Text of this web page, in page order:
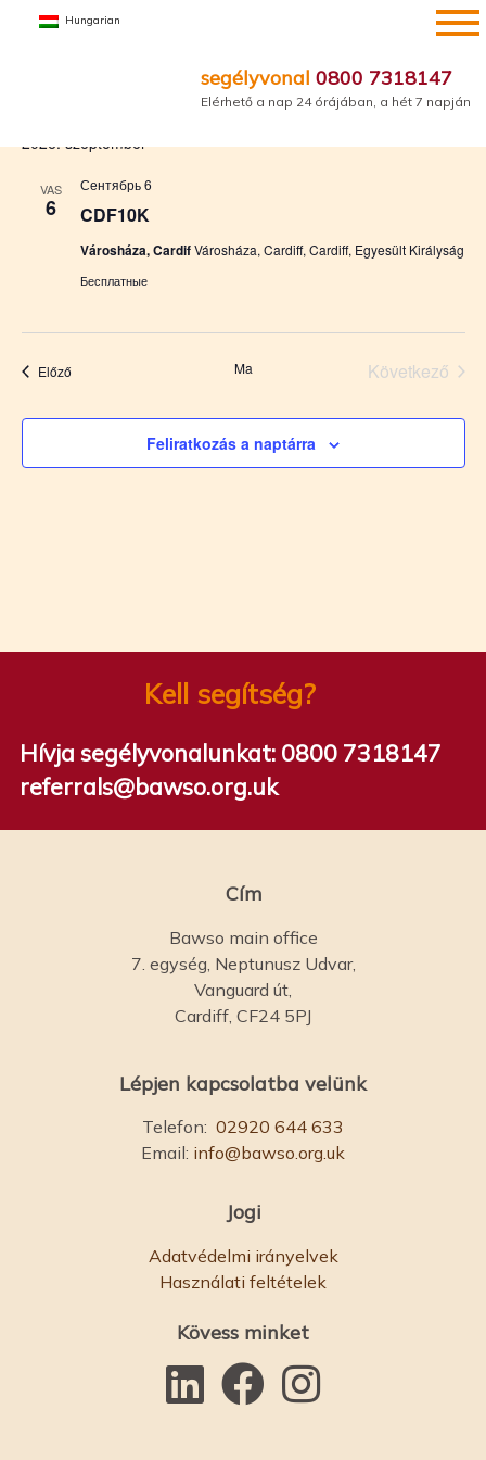
Ugrás
Hungarian
segélyvonal 0800 7318147
Elérhető a nap 24 órájában, a hét 7 napján
és
Keresett
kifejezés
Lista
kiválasztása.
2026. szeptember
VAS
6 CDF10K
Сентябрь 6
Városháza, CardifVárosháza, Cardiff, Cardiff, Egyesült Királyság
Бесплатные
ElőzőEsemények Ma
Következő
Feliratkozás a naptárra
Kell segítség?
Hívja segélyvonalunkat: 0800 7318147
referrals@bawso.org.uk
Cím
Bawso main office
7. egység, Neptunusz Udvar,
Vanguard út,
Cardiff, CF24 5PJ
Lépjen kapcsolatba velünk
Telefon: 02920 644 633
Email: info@bawso.org.uk
Jogi
Adatvédelmi irányelvek
Használati feltételek
Kövess minket